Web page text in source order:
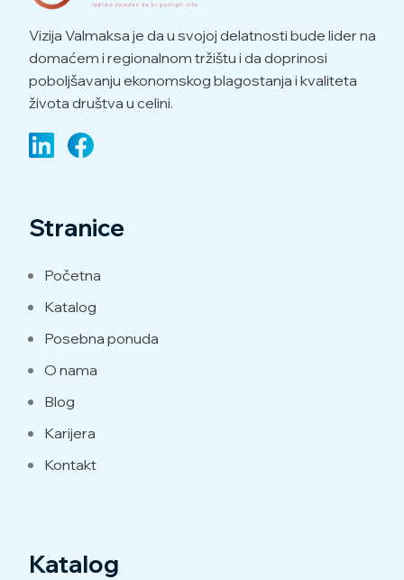
Vizija Valmaksa je da u svojoj delatnosti bude lider na
domaćem i regionalnom tržištu i da doprinosi
poboljšavanju ekonomskog blagostanja i kvaliteta
života društva u celini.
Stranice
Početna
Katalog
Posebna ponuda
O nama
Blog
Karijera
Kontakt
Katalog